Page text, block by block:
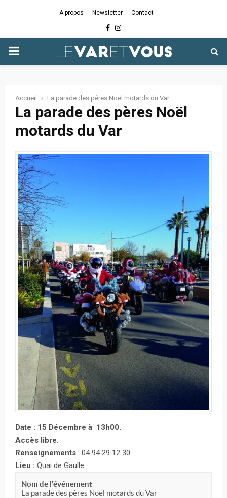
A propos Newsletter Contact
Facebook
Instagram
PRIMARY
Accueil La parade des pères Noël motards du Var
La parade des pères Noël
motards du Var
Date : 15 Décembre à 13h00.
Accès libre.
Renseignements : 04 94 29 12 30.
Lieu : Quai de Gaulle.
Nom de l'événement
La parade des pères Noël motards du Var